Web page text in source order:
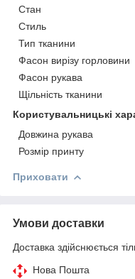
Стан
Стиль
Тип тканини
Фасон вирізу горловини
Фасон рукава
Щільність тканини
Користувальницькі
Довжина рукава
Розмір принту
Приховати
Умови доставки
Доставка здійснюється
Нова Пошта